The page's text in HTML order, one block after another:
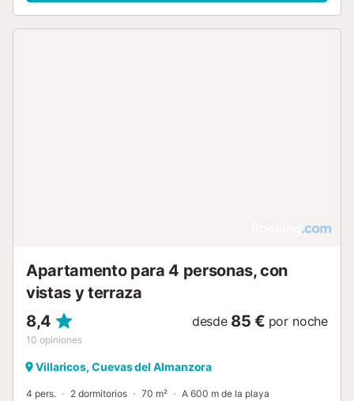
Apartamento para 4 personas, con
vistas y terraza
8,4
10 opiniones
desde 85 € por noche
Villaricos, Cuevas del Almanzora
4 pers. 2 dormitorios 70 m² A 600 m de la playa